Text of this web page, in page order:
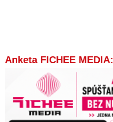
Anketa FICHEE MEDIA: